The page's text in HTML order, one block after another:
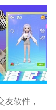
友软件，